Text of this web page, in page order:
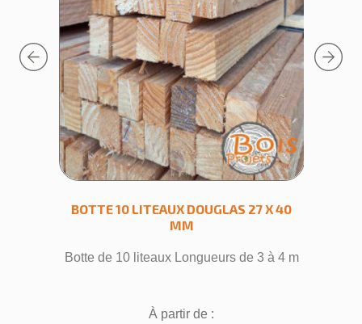
BOTTE 10 LITEAUX DOUGLAS 27 X 40
MM
Botte de 10 liteaux Longueurs de 3 à 4 m
À partir de :
Prev Next